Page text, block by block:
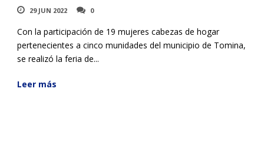
29 JUN 2022 0
Con la participación de 19 mujeres cabezas de hogar
pertenecientes a cinco munidades del municipio de Tomina,
se realizó la feria de...
Leer más